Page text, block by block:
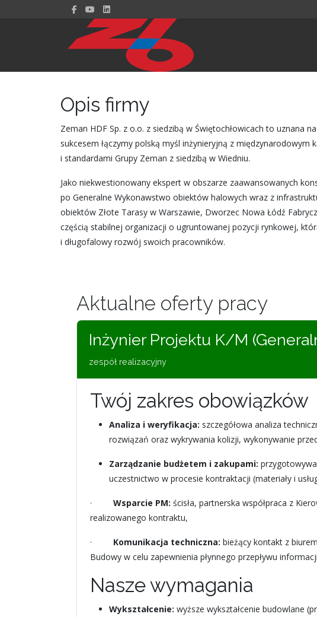
Opis firmy
Zeman HDF Sp. z o.o. z siedzibą w Świętochłowicach to uznana
sukcesem łączymy polską myśl inżynieryjną z międzynarodowym
i standardami Grupy Zeman z siedzibą w Wiedniu.
Jako niekwestionowany ekspert w obszarze zaawansowanych
po Generalne Wykonawstwo obiektów halowych wraz z
obiektów Złote Tarasy w Warszawie, Dworzec Nowa Łódź
częścią stabilnej organizacji o ugruntowanej pozycji rynkowej,
i długofalowy rozwój swoich pracowników.
Aktualne oferty pracy
Inżynier Projektu K/M
zespół realizacyjny
Twój zakres obowiązków
Analiza i weryfikacja: szczegółowa analiza
rozwiązań oraz wykrywania kolizji, wykonywanie
Zarządzanie budżetem i zakupami:
uczestnictwo w procesie kontraktacji (materiały i
· Wsparcie PM: ścisła, partnerska współpraca z
realizowanego kontraktu,
· Komunikacja techniczna: bieżący kontakt z
Budowy w celu zapewnienia płynnego przepływu
Nasze wymagania
Wykształcenie: wyższe wykształcenie budowlane